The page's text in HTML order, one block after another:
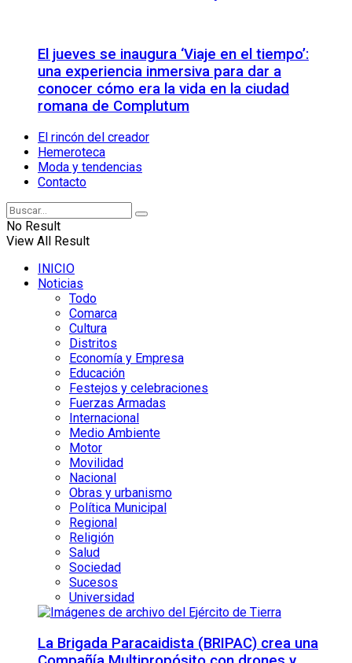
El jueves se inaugura ‘Viaje en el tiempo’:
una experiencia inmersiva para dar a
conocer cómo era la vida en la ciudad
romana de Complutum
El rincón del creador
Hemeroteca
Moda y tendencias
Contacto
No Result
View All Result
INICIO
Noticias
Todo
Comarca
Cultura
Distritos
Economía y Empresa
Educación
Festejos y celebraciones
Fuerzas Armadas
Internacional
Medio Ambiente
Motor
Movilidad
Nacional
Obras y urbanismo
Política Municipal
Regional
Religión
Salud
Sociedad
Sucesos
Universidad
La Brigada Paracaidista (BRIPAC) crea una